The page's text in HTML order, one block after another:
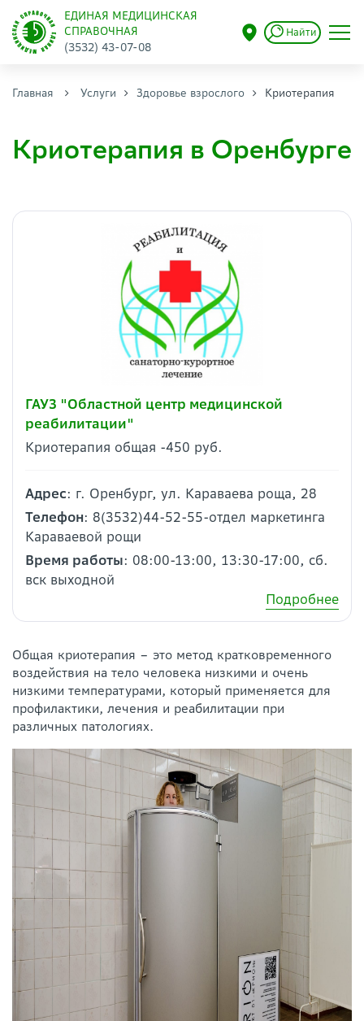
ЕДИНАЯ МЕДИЦИНСКАЯ
СПРАВОЧНАЯ
(3532) 43-07-08
Найти
Главная Услуги Здоровье взрослого Криотерапия
Криотерапия в Оренбурге
ГАУЗ "Областной центр медицинской
реабилитации"
Криотерапия общая -450 руб.
Адрес: г. Оренбург, ул. Караваева роща, 28
Телефон: 8(3532)44-52-55-отдел маркетинга
Караваевой рощи
Время работы: 08:00-13:00, 13:30-17:00, сб.
вск выходной
Подробнее
Общая криотерапия – это метод кратковременного
воздействия на тело человека низкими и очень
низкими температурами, который применяется для
профилактики, лечения и реабилитации при
различных патологиях.